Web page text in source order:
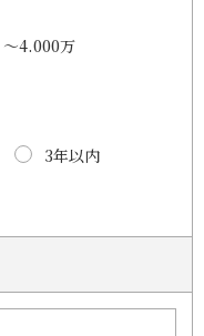
～4.000万
3年以内